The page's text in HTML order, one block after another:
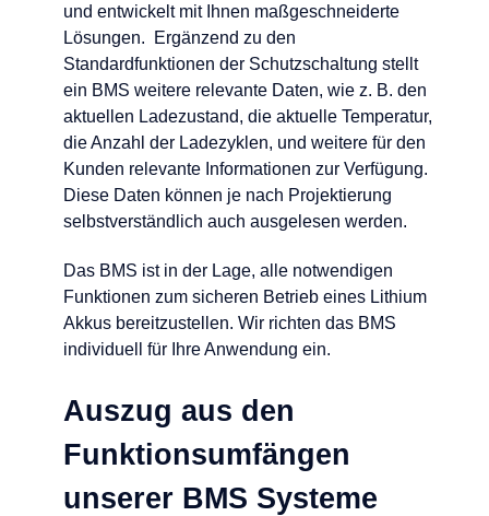
und entwickelt mit Ihnen maßgeschneiderte
Lösungen. Ergänzend zu den
Standardfunktionen der Schutzschaltung stellt
ein BMS weitere relevante Daten, wie z. B. den
aktuellen Ladezustand, die aktuelle Temperatur,
die Anzahl der Ladezyklen, und weitere für den
Kunden relevante Informationen zur Verfügung.
Diese Daten können je nach Projektierung
selbstverständlich auch ausgelesen werden.
Das BMS ist in der Lage, alle notwendigen
Funktionen zum sicheren Betrieb eines Lithium
Akkus bereitzustellen. Wir richten das BMS
individuell für Ihre Anwendung ein.
Auszug aus den
Funktionsumfängen
unserer BMS Systeme